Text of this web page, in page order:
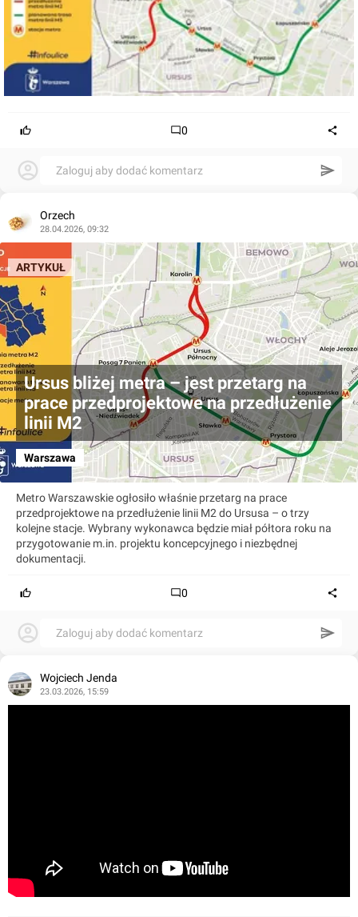
0
Zaloguj aby dodać komentarz
Orzech
28.04.2026, 09:32
Ursus bliżej metra – jest przetarg na
prace przedprojektowe na przedłużenie
linii M2
Warszawa
ARTYKUŁ
Metro Warszawskie ogłosiło właśnie przetarg na prace
przedprojektowe na przedłużenie linii M2 do Ursusa – o trzy
kolejne stacje. Wybrany wykonawca będzie miał półtora roku na
przygotowanie m.in. projektu koncepcyjnego i niezbędnej
dokumentacji.
0
Zaloguj aby dodać komentarz
Wojciech Jenda
23.03.2026, 15:59